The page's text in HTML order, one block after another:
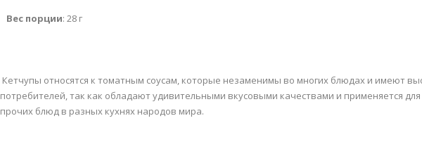
Вес порции: 28 г
Кетчупы относятся к томатным соусам, которые незаменимы во многих блюдах и имеют
потребителей, так как обладают удивительными вкусовыми качествами и применяется
прочих блюд в разных кухнях народов мира.